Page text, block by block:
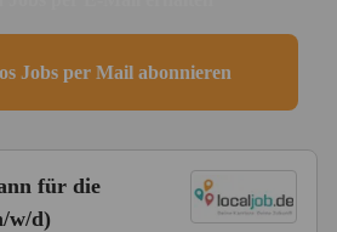
Jobs per Mail abonnieren
für die
w/d)